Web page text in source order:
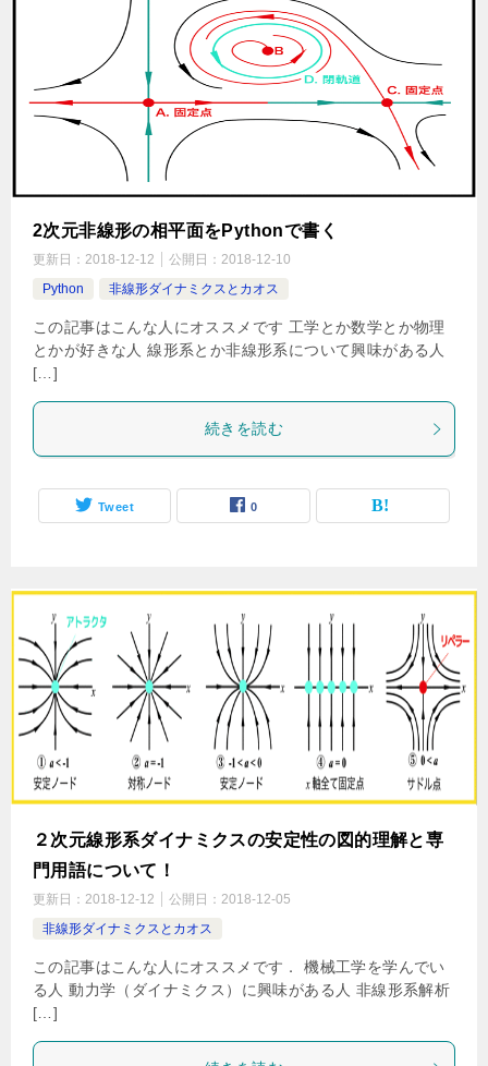
2次元非線形の相平面をPythonで書く
更新日： 2018-12-12 公開日： 2018-12-10
Python
非線形ダイナミクスとカオス
この記事はこんな人にオススメです 工学とか数学とか物理
とかが好きな人 線形系とか非線形系について興味がある人
[…]
続きを読む
Tweet 0
２次元線形系ダイナミクスの安定性の図的理解と専
門用語について！
更新日： 2018-12-12 公開日： 2018-12-05
非線形ダイナミクスとカオス
この記事はこんな人にオススメです． 機械工学を学んでい
る人 動力学（ダイナミクス）に興味がある人 非線形系解析
[…]